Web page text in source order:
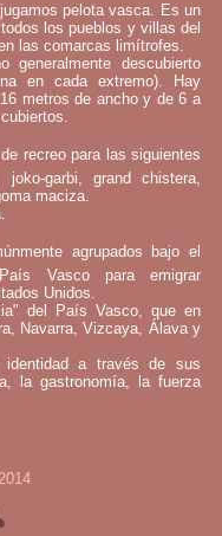
pelota vasca. Es un
los pueblos y villas del
las comarcas limítrofes.
descubierto
en cada extremo). Hay
metros de ancho y de 6 a
recreo para las siguientes
garbi, grand chistera,
maciza.
agrupados bajo el
Vasco para emigrar
Unidos.
del País Vasco, que en
Navarra, Vizcaya, Álava y
identidad a través de sus
la gastronomía, la fuerza